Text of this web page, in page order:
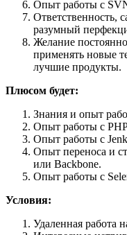
Опыт работы с
Ответственность,
разумный
Желание
применять новые
лучшие продукты.
Плюсом будет:
Знания и опыт
Опыт работы с
Опыт работы с
Опыт переноса и
или Backbone.
Опыт работы с
Условия:
Удаленная работа